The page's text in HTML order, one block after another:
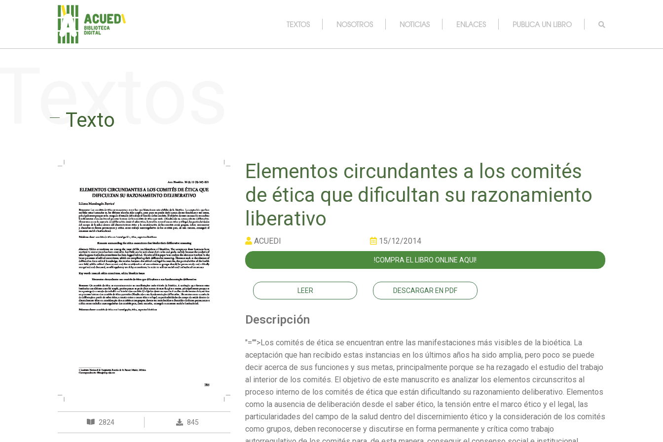
TEXTOS NOSOTROS NOTICIAS ENLACES PUBLICA UN LIBRO
Texto
2824 845
Elementos circundantes a los comités
de ética que dificultan su razonamiento
liberativo
ACUEDI 15/12/2014
!COMPRA EL LIBRO ONLINE AQUI!
LEER DESCARGAR EN PDF
Descripción
"="">Los comités de ética se encuentran entre las manifestaciones más visibles de la bioética. La
aceptación que han recibido estas instancias en los últimos años ha sido amplia, pero poco se puede
decir acerca de sus funciones y sus metas, principalmente porque se ha rezagado el estudio del trabajo
al interior de los comités. El objetivo de este manuscrito es analizar los elementos circunscritos al
proceso interno de los comités de ética que están dificultando su razonamiento deliberativo. Elementos
como la ausencia de deliberación desde el saber ético, la tensión entre el marco ético y el legal, las
particularidades del campo de la salud dentro del discernimiento ético y la consideración de los comités
como grupos, deben reconocerse y discutirse en forma permanente y crítica como trabajo